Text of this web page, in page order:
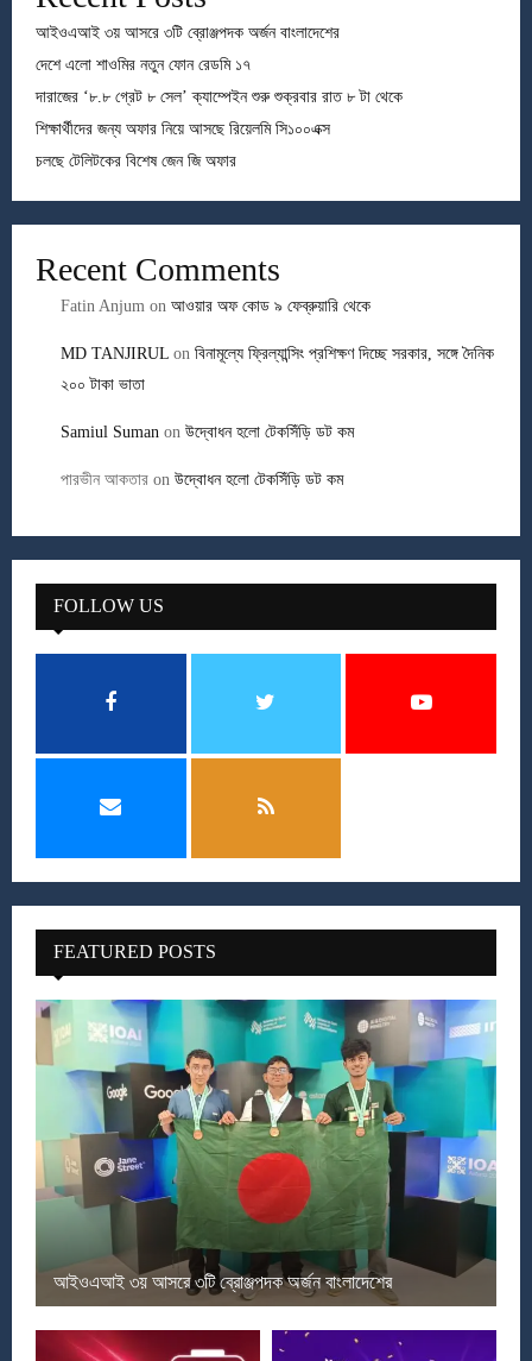
আইওএআই ৩য় আসরে ৩টি ব্রোঞ্জপদক অর্জন বাংলাদেশের
দেশে এলো শাওমির নতুন ফোন রেডমি ১৭
দারাজের ‘৮.৮ গ্রেট ৮ সেল’ ক্যাম্পেইন শুরু শুক্রবার রাত ৮ টা থেকে
শিক্ষার্থীদের জন্য অফার নিয়ে আসছে রিয়েলমি সি১০০এক্স
চলছে টেলিটকের বিশেষ জেন জি অফার
Recent Comments
Fatin Anjum on আওয়ার অফ কোড ৯ ফেব্রুয়ারি থেকে
MD TANJIRUL on বিনামূল্যে ফ্রিল্যান্সিং প্রশিক্ষণ দিচ্ছে সরকার, সঙ্গে দৈনিক
২০০ টাকা ভাতা
Samiul Suman on উদ্বোধন হলো টেকসিঁড়ি ডট কম
পারভীন আকতার on উদ্বোধন হলো টেকসিঁড়ি ডট কম
FOLLOW US
FEATURED POSTS
আইওএআই ৩য় আসরে ৩টি ব্রোঞ্জপদক অর্জন বাংলাদেশের